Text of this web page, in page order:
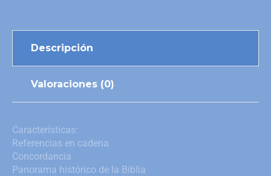
Descripción
Valoraciones (0)
Características:
Referencias en cadena
Concordancia
Panorama histórico de la Biblia